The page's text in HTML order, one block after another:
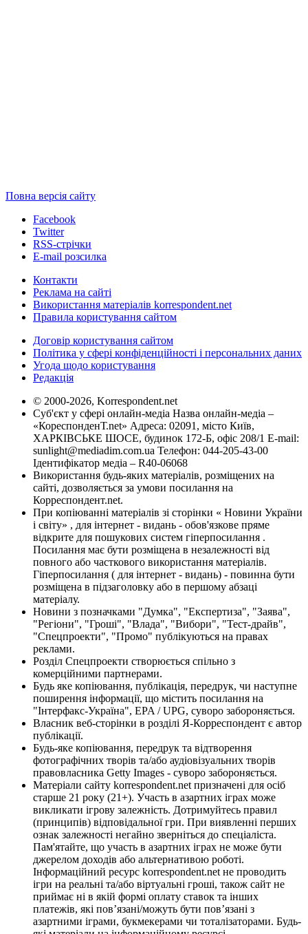
Повна версія сайту
Facebook
Twitter
RSS-стрічки
E-mail розсилка
Контакти
Реклама на сайті
Використання матеріалів korrespondent.net
Правила користування сайтом
Договір користування сайтом
Політика у сфері конфіденційності і персональних даних
Угода щодо користування
Редакція
© 2000-2026, Korrespondent.net
Суб'єкт у сфері онлайн-медіа Назва онлайн-медіа –
«КореспонденТ.net» Адреса: 02091, місто Київ,
ХАРКІВСЬКЕ ШОСЕ, будинок 172-Б, офіс 208/1 E-mail:
sunlight@mediadim.com.ua Телефон: 044-205-43-00
Ідентифікатор медіа – R40-06068
Використання будь-яких матеріалів, розміщених на
сайті, дозволяється за умови посилання на
Корреспондент.net.
При копіюванні матеріалів зі сторінки « Новини України
і світу» , для інтернет - видань - обов'язкове пряме
відкрите для пошукових систем гіперпосилання .
Посилання має бути розміщена в незалежності від
повного або часткового використання матеріалів.
Гіперпосилання ( для інтернет - видань) - повинна бути
розміщена в підзаголовку або в першому абзаці
матеріалу.
Новини з позначками "Думка", "Експертиза", "Заява",
"Регіони", "Гроші", "Влада", "Вибори", "Тест-драйв",
"Спецпроекти", "Промо" публікуються на правах
реклами.
Розділ Спецпроекти створюється спільно з
комерційними партнерами.
Будь яке копіювання, публікація, передрук, чи наступне
поширення інформації, що містить посилання на
"Інтерфакс-Україна", EPA / UPG, суворо забороняється.
Власник веб-сторінки в розділі Я-Корреспондент є автор
публікації.
Будь-яке копіювання, передрук та відтворення
фотографічних творів та/або аудіовізуальних творів
правовласника Getty Images - суворо забороняється.
Матеріали сайту korrespondent.net призначені для осіб
старше 21 року (21+). Участь в азартних іграх може
викликати ігрову залежність. Дотримуйтесь правил
(принципів) відповідальної гри. При виявленні перших
ознак залежності негайно зверніться до спеціаліста.
Пам'ятайте, що участь в азартних іграх не може бути
джерелом доходів або альтернативою роботі.
Інформаційний ресурс korrespondent.net не проводить
ігри на реальні та/або віртуальні гроші, також сайт не
приймає ні в якій формі оплату ставок та інших
платежів, які пов’язані/можуть бути пов’язані з
азартними іграми, букмекерами чи тоталізаторами. Будь-